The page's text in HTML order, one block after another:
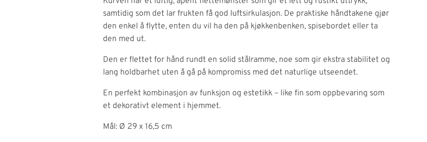
samtidig som det lar frukten få god luftsirkulasjon. De praktiske håndtakene gjør
den enkel å flytte, enten du vil ha den på kjøkkenbenken, spisebordet eller ta
den med ut.
Den er flettet for hånd rundt en solid stålramme, noe som gir ekstra stabilitet og
lang holdbarhet uten å gå på kompromiss med det naturlige utseendet.
En perfekt kombinasjon av funksjon og estetikk – like fin som oppbevaring som
et dekorativt element i hjemmet.
Mål: Ø 29 x 16,5 cm